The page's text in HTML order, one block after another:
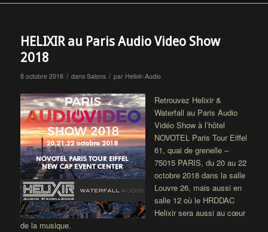
HELIXIR au Paris Audio Video Show
2018
8 octobre 2018 / dans Salons / par Helixir-Audio
Retrouvez Helixir &
Waterfall au Paris Audio
Vidéo Show à l’hôtel
NOVOTEL Paris Tour Eiffel
61, quai de grenelle –
75015 PARIS, du 20 au 22
octobre 2018 dans la salle
Louvre 26, mais aussi en
salle 12 où le HRDDAC
Helixir sera aussi au cœur
de la musique.